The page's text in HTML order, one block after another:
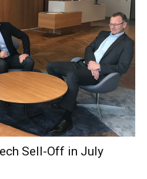
Sell-Off in July